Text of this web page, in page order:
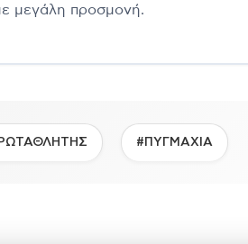
μεγάλη προσμονή.
#ΠΥΓΜΑΧΙΑ